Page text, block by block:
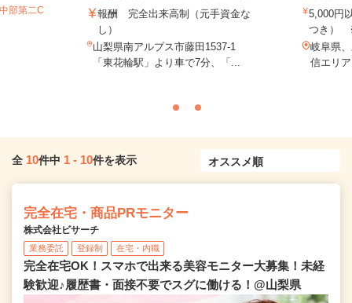
部第二C
報酬 完全出来高制（元手資金な
し）
山梨県南アルプス市藤田1537-1
「東花輪駅」より車で7分、「...
5,000円
つき）
岐阜県
信エリ
全 10件中 1 - 10件を表示
完全在宅・商品PRモニター
株式会社ビサーチ
業務委託 登録制 在宅・内職
完全在宅OK！スマホで出来る美容モニター大募集！未経
験歓迎♪履歴書・面接不要でスグに働ける！@山梨県